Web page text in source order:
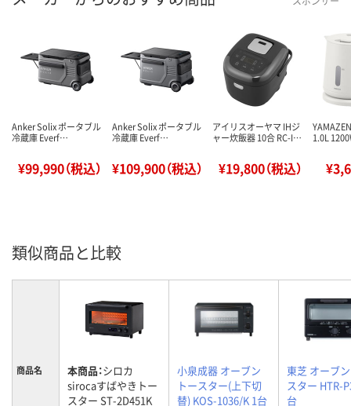
Anker Solix ポータブル
冷蔵庫 Everf…
¥99,990（税込）
Anker Solix ポータブル
冷蔵庫 Everf…
¥109,900（税込）
アイリスオーヤマ IHジ
ャー炊飯器 10合 RC-I…
¥19,800（税込）
1.0L
類似商品と比較
商品名 本商品：シロカ
sirocaすばやきトー
スター ST-2D451K
小泉成器 オーブン
トースター(上下切
替) KOS-1036/K 1台
東芝 オーブ
スター HTR-
台